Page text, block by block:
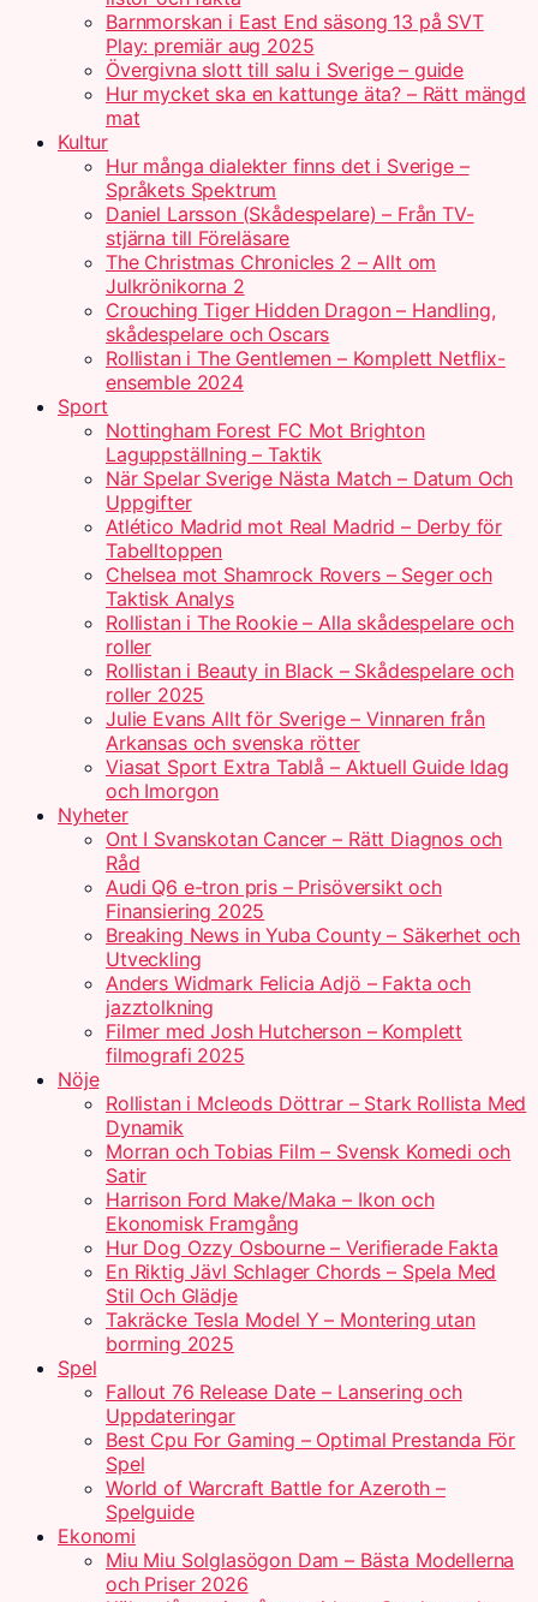
Barnmorskan i East End säsong 13 på SVT
Play: premiär aug 2025
Övergivna slott till salu i Sverige – guide
Hur mycket ska en kattunge äta? – Rätt mängd
mat
Kultur
Hur många dialekter finns det i Sverige –
Språkets Spektrum
Daniel Larsson (Skådespelare) – Från TV-
stjärna till Föreläsare
The Christmas Chronicles 2 – Allt om
Julkrönikorna 2
Crouching Tiger Hidden Dragon – Handling,
skådespelare och Oscars
Rollistan i The Gentlemen – Komplett Netflix-
ensemble 2024
Sport
Nottingham Forest FC Mot Brighton
Laguppställning – Taktik
När Spelar Sverige Nästa Match – Datum Och
Uppgifter
Atlético Madrid mot Real Madrid – Derby för
Tabelltoppen
Chelsea mot Shamrock Rovers – Seger och
Taktisk Analys
Rollistan i The Rookie – Alla skådespelare och
roller
Rollistan i Beauty in Black – Skådespelare och
roller 2025
Julie Evans Allt för Sverige – Vinnaren från
Arkansas och svenska rötter
Viasat Sport Extra Tablå – Aktuell Guide Idag
och Imorgon
Nyheter
Ont I Svanskotan Cancer – Rätt Diagnos och
Råd
Audi Q6 e-tron pris – Prisöversikt och
Finansiering 2025
Breaking News in Yuba County – Säkerhet och
Utveckling
Anders Widmark Felicia Adjö – Fakta och
jazztolkning
Filmer med Josh Hutcherson – Komplett
filmografi 2025
Nöje
Rollistan i Mcleods Döttrar – Stark Rollista Med
Dynamik
Morran och Tobias Film – Svensk Komedi och
Satir
Harrison Ford Make/Maka – Ikon och
Ekonomisk Framgång
Hur Dog Ozzy Osbourne – Verifierade Fakta
En Riktig Jävl Schlager Chords – Spela Med
Stil Och Glädje
Takräcke Tesla Model Y – Montering utan
borrning 2025
Spel
Fallout 76 Release Date – Lansering och
Uppdateringar
Best Cpu For Gaming – Optimal Prestanda För
Spel
World of Warcraft Battle for Azeroth –
Spelguide
Ekonomi
Miu Miu Solglasögon Dam – Bästa Modellerna
och Priser 2026